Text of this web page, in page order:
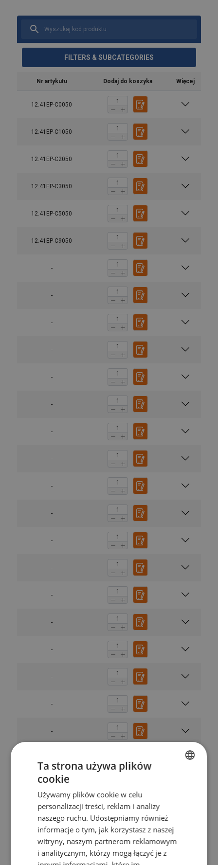
FILTERS & SUBCATEGORIES
Nr artykułu Dodaj do koszyka Więcej
12.41EP-C0050
12.41EP-C1050
12.41EP-C2050
12.41EP-C3050
12.41EP-C5050
12.41EP-C9050
-
-
-
-
-
-
-
-
-
-
-
-
-
-
-
-
-
-
-
ENGLISH TRANSLATION
Ta strona używa plików
cookie
Używamy plików cookie w celu
personalizacji treści, reklam i analizy
naszego ruchu. Udostępniamy również
informacje o tym, jak korzystasz z naszej
witryny, naszym partnerom reklamowym
i analitycznym, którzy mogą łączyć je z